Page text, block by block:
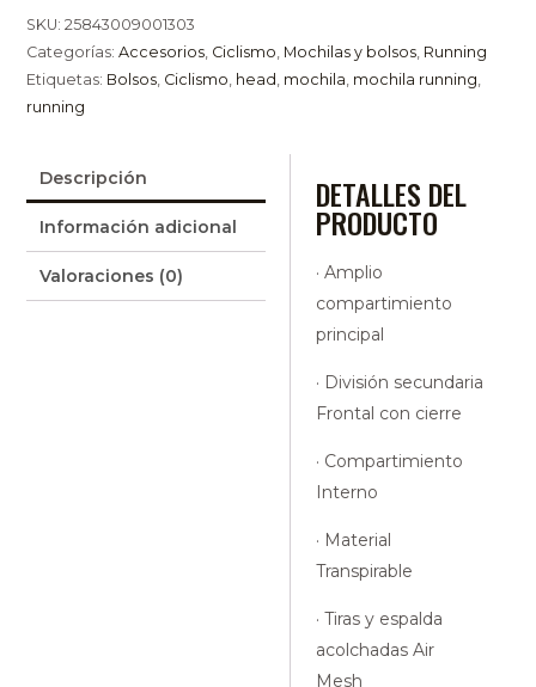
SKU: 25843009001303
Categorías: Accesorios, Ciclismo, Mochilas y bolsos, Running
Etiquetas: Bolsos, Ciclismo, head , mochila, mochila running,
running
Descripción
Información adicional
Valoraciones (0)
DETALLES DEL
PRODUCTO
· Amplio
compartimiento
principal
· División secundaria
Frontal con cierre
· Compartimiento
Interno
· Material
Transpirable
· Tiras y espalda
acolchadas Air
Mesh